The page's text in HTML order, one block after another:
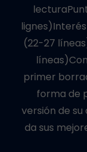
(22-27
primer
forma de
versión de
da sus